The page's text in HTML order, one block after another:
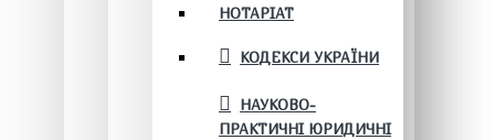
НОТАРІАТ
КОДЕКСИ УКРАЇНИ
НАУКОВО-
ПРАКТИЧНІ ЮРИДИЧНІ